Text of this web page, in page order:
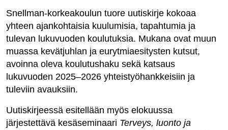
Snellman-korkeakoulun tuore uutiskirje kokoaa
yhteen ajankohtaisia kuulumisia, tapahtumia ja
tulevan lukuvuoden koulutuksia. Mukana ovat muun
muassa kevätjuhlan ja eurytmiaesitysten kutsut,
avoinna oleva koulutushaku sekä katsaus
lukuvuoden 2025–2026 yhteistyöhankkeisiin ja
tuleviin avauksiin.
Uutiskirjeessä esitellään myös elokuussa
järjestettävä kesäseminaari Terveys, luonto ja